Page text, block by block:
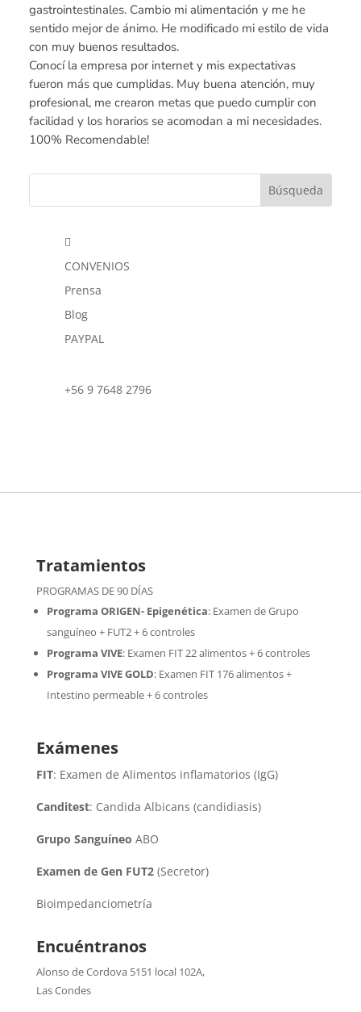
gastrointestinales. Cambio mi alimentación y me he
sentido mejor de ánimo. He modificado mi estilo de vida
con muy buenos resultados.
Conocí la empresa por internet y mis expectativas
fueron más que cumplidas. Muy buena atención, muy
profesional, me crearon metas que puedo cumplir con
facilidad y los horarios se acomodan a mi necesidades.
100% Recomendable!

CONVENIOS
Prensa
Blog
PAYPAL
+56 9 7648 2796
Tratamientos
PROGRAMAS DE 90 DÍAS
Programa ORIGEN- Epigenética:Examen de Grupo
sanguíneo + FUT2 + 6 controles
Programa VIVE: Examen FIT 22 alimentos + 6 controles
Programa VIVE GOLD: Examen FIT 176 alimentos +
Intestino permeable + 6 controles
Exámenes
FIT: Examen de Alimentos inflamatorios (IgG)
Canditest: Candida Albicans (candidiasis)
Grupo Sanguíneo ABO
Examen de Gen FUT2(Secretor)
Bioimpedanciometría
Encuéntranos
Alonso de Cordova 5151 local 102A,
Las Condes